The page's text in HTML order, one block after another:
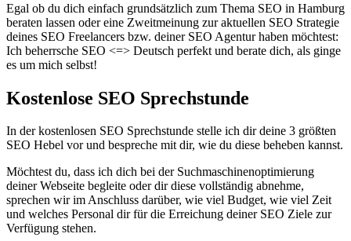
Egal ob du dich einfach grundsätzlich zum Thema SEO in Hamburg
beraten lassen oder eine Zweitmeinung zur aktuellen SEO Strategie
deines SEO Freelancers bzw. deiner SEO Agentur haben möchtest:
Ich beherrsche SEO <=> Deutsch perfekt und berate dich, als ginge
es um mich selbst!
Kostenlose SEO Sprechstunde
In der kostenlosen SEO Sprechstunde stelle ich dir deine 3 größten
SEO Hebel vor und bespreche mit dir, wie du diese beheben kannst.
Möchtest du, dass ich dich bei der Suchmaschinenoptimierung
deiner Webseite begleite oder dir diese vollständig abnehme,
sprechen wir im Anschluss darüber, wie viel Budget, wie viel Zeit
und welches Personal dir für die Erreichung deiner SEO Ziele zur
Verfügung stehen.